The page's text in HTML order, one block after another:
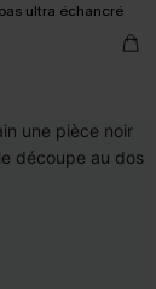
ultra échancré